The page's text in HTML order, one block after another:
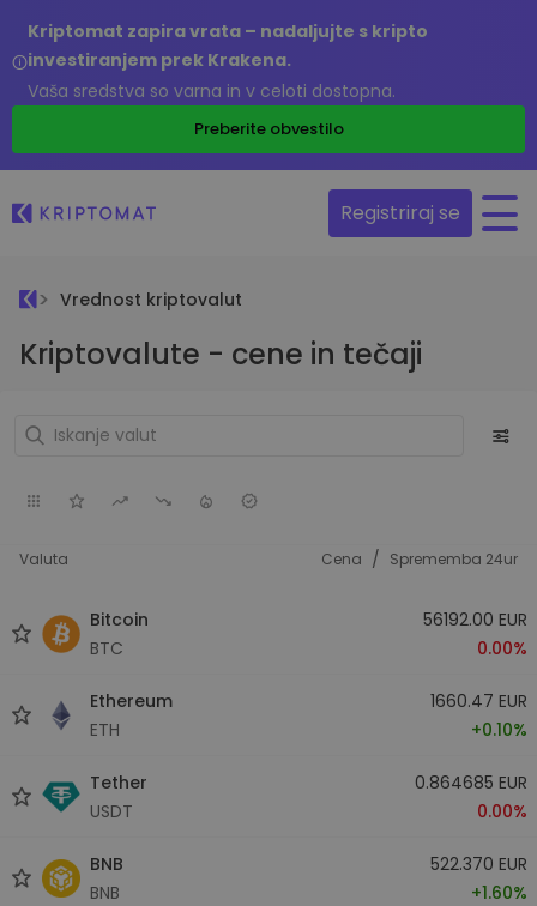
Kriptomat zapira vrata – nadaljujte s kripto
investiranjem prek Krakena.
Vaša sredstva so varna in v celoti dostopna.
Preberite obvestilo
Registriraj se
Vrednost kriptovalut
Kriptovalute - cene in tečaji
Valuta Cena / Sprememba 24ur
Bitcoin
BTC
56192.00 EUR
0.00%
Ethereum
ETH
1660.47 EUR
+0.10%
Tether
USDT
0.864685 EUR
0.00%
BNB
BNB
522.370 EUR
+1.60%